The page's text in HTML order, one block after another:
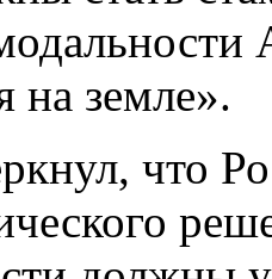
на земле».
что